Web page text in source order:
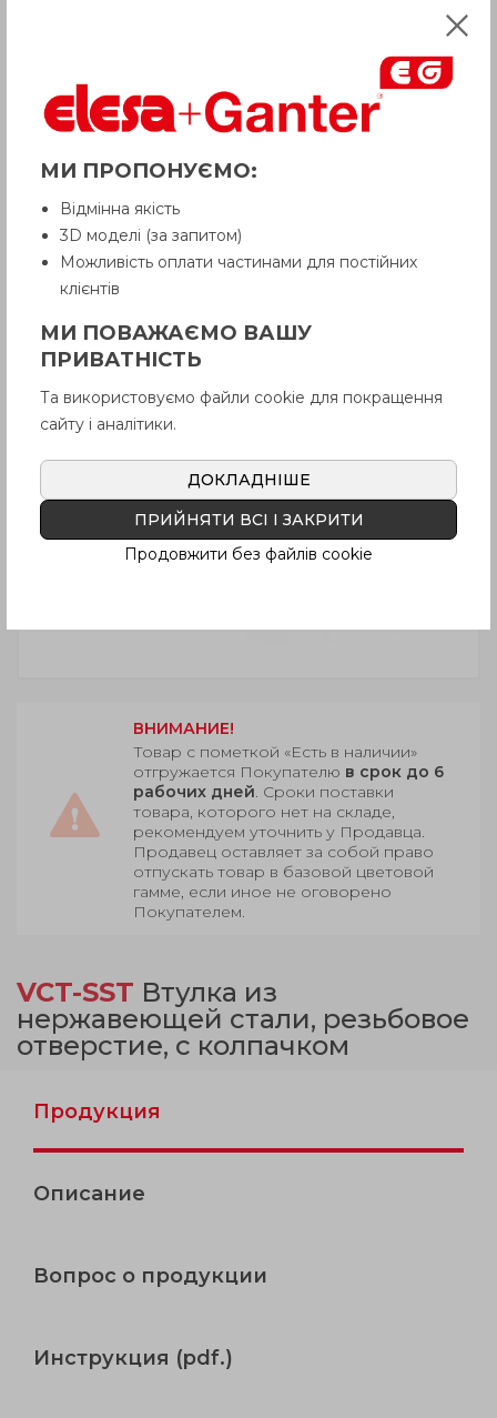
ВНИМАНИЕ!
Товар с пометкой «Есть в наличии»
отгружается Покупателю в срок до 6
рабочих дней. Сроки поставки
товара, которого нет на складе,
рекомендуем уточнить у Продавца.
Продавец оставляет за собой право
отпускать товар в базовой цветовой
гамме, если иное не оговорено
Покупателем.
VCT-SST Втулка из
нержавеющей стали, резьбовое
отверстие, с колпачком
Продукция
Описание
Вопрос о продукции
Инструкция (pdf.)
МИ ПРОПОНУЄМО:
Відмінна якість
3D моделі (за запитом)
Можливість оплати частинами для постійних
клієнтів
МИ ПОВАЖАЄМО ВАШУ
ПРИВАТНІСТЬ
Та використовуємо файли cookie для покращення
сайту і аналітики.
ДОКЛАДНІШЕ
ПРИЙНЯТИ ВСІ І ЗАКРИТИ
Продовжити без файлів cookie